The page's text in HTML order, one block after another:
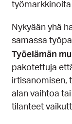
työmarkkinoita
Nykyään yhä
samassa
Työelämän
pakotettuja
irtisanomisen,
alan vaihtoa
tilanteet